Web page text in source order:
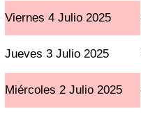
Viernes 4 Julio 2025
Jueves 3 Julio 2025
Miércoles 2 Julio 2025